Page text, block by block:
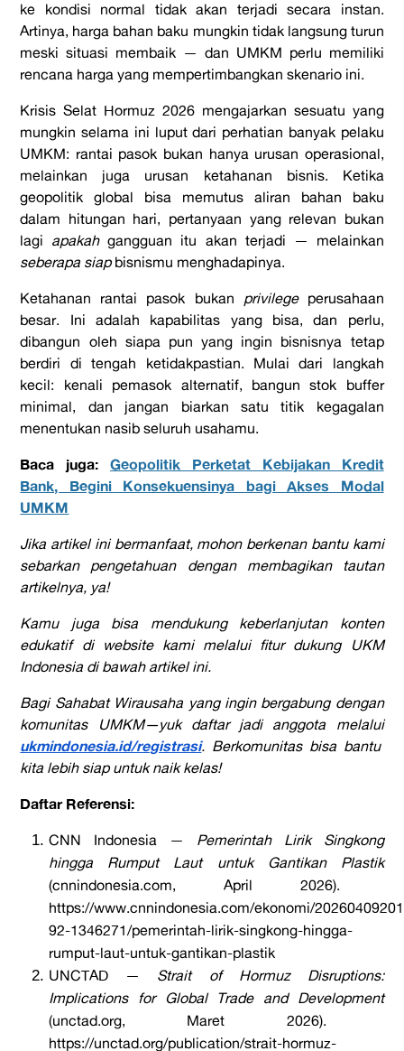
ke kondisi normal tidak akan terjadi secara instan.
Artinya, harga bahan baku mungkin tidak langsung turun
meski situasi membaik — dan UMKM perlu memiliki
rencana harga yang mempertimbangkan skenario ini.
Krisis Selat Hormuz 2026 mengajarkan sesuatu yang
mungkin selama ini luput dari perhatian banyak pelaku
UMKM: rantai pasok bukan hanya urusan operasional,
melainkan juga urusan ketahanan bisnis. Ketika
geopolitik global bisa memutus aliran bahan baku
dalam hitungan hari, pertanyaan yang relevan bukan
lagi apakahgangguan itu akan terjadi — melainkan
seberapa siapbisnismu menghadapinya.
Ketahanan rantai pasok bukan privilegeperusahaan
besar. Ini adalah kapabilitas yang bisa, dan perlu,
dibangun oleh siapa pun yang ingin bisnisnya tetap
berdiri di tengah ketidakpastian. Mulai dari langkah
kecil: kenali pemasok alternatif, bangun stok buffer
minimal, dan jangan biarkan satu titik kegagalan
menentukan nasib seluruh usahamu.
Baca juga:Geopolitik Perketat Kebijakan Kredit
Bank, Begini Konsekuensinya bagi Akses Modal
UMKM
Jika artikel ini bermanfaat, mohon berkenan bantu kami
sebarkan pengetahuan dengan membagikan tautan
artikelnya, ya!
Kamu juga bisa mendukung keberlanjutan konten
edukatif di website kami melalui fitur dukung UKM
Indonesia di bawah artikel ini.
Bagi Sahabat Wirausaha yang ingin bergabung dengan
komunitas UMKM—yuk daftar jadi anggota melalui
ukmindonesia.id/registrasi. Berkomunitas bisa bantu
kita lebih siap untuk naik kelas!
Daftar Referensi:
CNN Indonesia — Pemerintah Lirik Singkong
hingga Rumput Laut untuk Gantikan Plastik
(cnnindonesia.com, April 2026).
https://www.cnnindonesia.com/ekonomi/
92-1346271/pemerintah-lirik-singkong-hingga-
rumput-laut-untuk-gantikan-plastik
UNCTAD — Strait of Hormuz Disruptions:
Implications for Global Trade and Development
(unctad.org, Maret 2026).
https://unctad.org/publication/strait-hormuz-